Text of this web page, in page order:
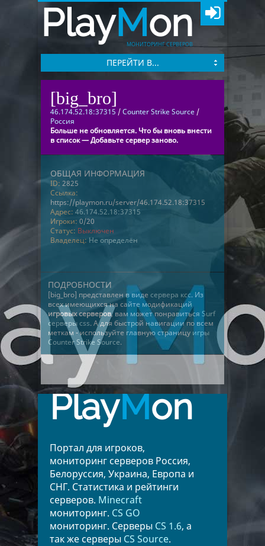
PlayMon
МОНИТОРИНГ СЕРВЕРОВ
ПЕРЕЙТИ В...
[big_bro]
46.174.52.18:37315 /Counter Strike Source /
Россия
Больше не обновляется. Что бы вновь внести
в список — Добавьте сервер заново.
ОБЩАЯ ИНФОРМАЦИЯ
ID: 2825
Ссылка:
https://playmon.ru/server/46.174.52.18:37315
Адрес: 46.174.52.18:37315
Игроки: 0/20
Статус: Выключен
Владелец: Не определён
ПОДРОБНОСТИ
[big_bro] представлен в виде сервера ксс. Из
всех имеющихся на сайте модификаций
игровых серверов, вам может понравиться Surf
серверы css. А для быстрой навигации по всем
меткам - используйте главную страницу игры
Counter Strike Source.
PlayMon
Портал для игроков,
мониторинг серверов Россия,
Белоруссия, Украина, Европа и
СНГ. Статистика и рейтинги
серверов. Minecraft
мониторинг. CS GO
мониторинг. Серверы CS 1.6, а
так же серверы CS Source.